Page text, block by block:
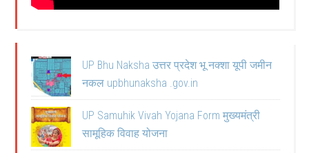
UP Bhu Naksha उत्तर प्रदेश भू नक्शा यूपी जमीन
नकल upbhunaksha .gov.in
UP Samuhik Vivah Yojana Form मुख्यमंत्री
सामूहिक विवाह योजना